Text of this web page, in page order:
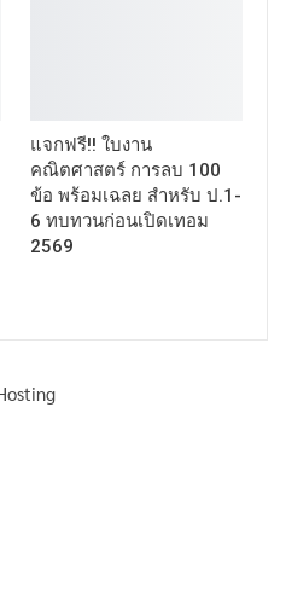
แจกฟรี!! ใบงาน
คณิตศาสตร์ การลบ 100
ข้อ พร้อมเฉลย สำหรับ ป.1-
6 ทบทวนก่อนเปิดเทอม
2569